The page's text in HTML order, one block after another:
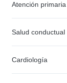
Atención
Salud conductual
Cardiología